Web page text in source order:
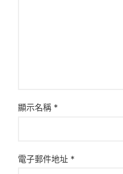
顯示名稱 *
電子郵件地址 *